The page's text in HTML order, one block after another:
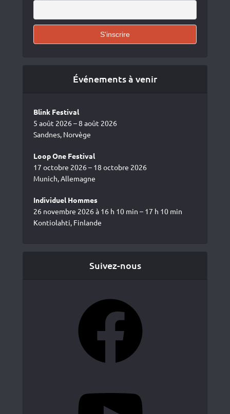
Événements à venir
Blink Festival
5 août 2026 – 8 août 2026
Sandnes, Norvège
Loop One Festival
17 octobre 2026 – 18 octobre 2026
Munich, Allemagne
Individuel Hommes
26 novembre 2026 à 16 h 10 min – 17 h 10 min
Kontiolahti, Finlande
Suivez-nous